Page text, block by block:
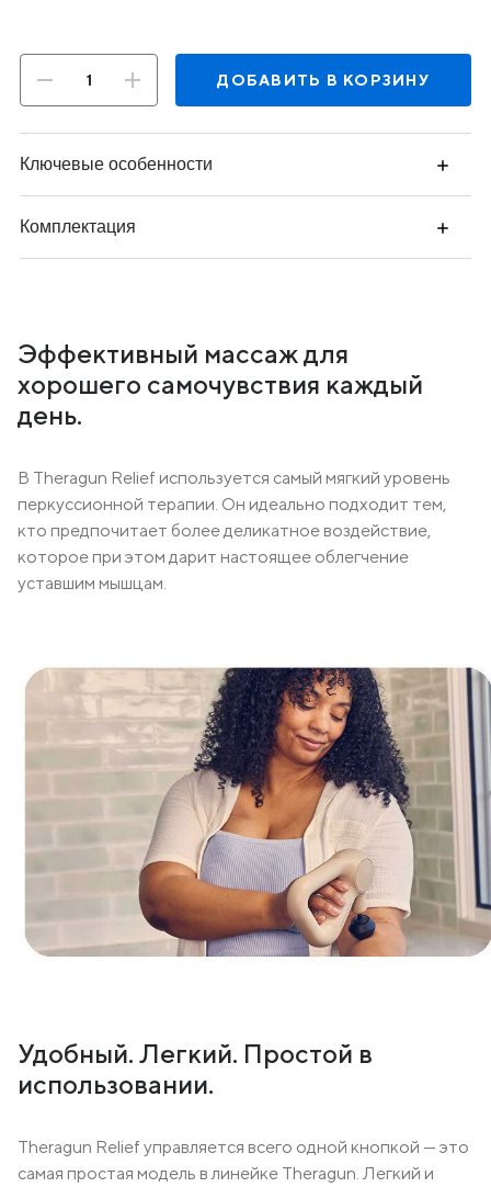
ДОБАВИТЬ В КОРЗИНУ
Ключевые особенности
Комплектация
Эффективный массаж для
хорошего самочувствия каждый
день.
В Theragun Relief используется самый мягкий уровень
перкуссионной терапии. Он идеально подходит тем,
кто предпочитает более деликатное воздействие,
которое при этом дарит настоящее облегчение
уставшим мышцам.
Удобный. Легкий. Простой в
использовании.
Theragun Relief управляется всего одной кнопкой — это
самая простая модель в линейке Theragun. Легкий и